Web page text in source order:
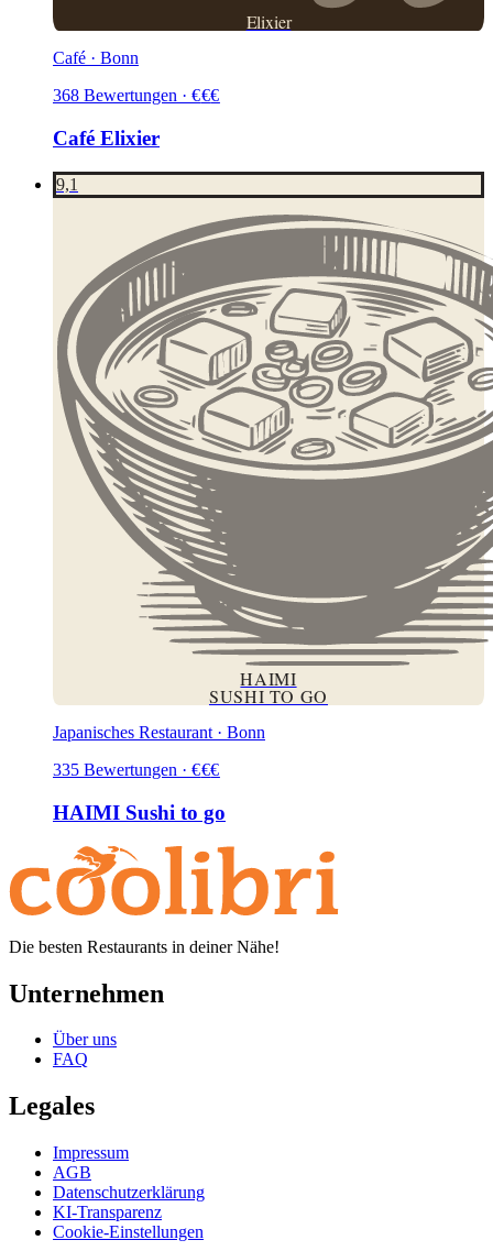
Elixier
Café · Bonn
368 Bewertungen · €€€
Café Elixier
9,1
HAIMI
SUSHI TO GO
Japanisches Restaurant · Bonn
335 Bewertungen · €€€
HAIMI Sushi to go
Die besten Restaurants in deiner Nähe!
Unternehmen
Über uns
FAQ
Legales
Impressum
AGB
Datenschutzerklärung
KI-Transparenz
Cookie-Einstellungen